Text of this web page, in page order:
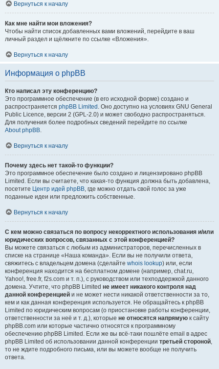
Вернуться к началу
Как мне найти мои вложения?
Чтобы найти список добавленных вами вложений, перейдите в ваш
личный раздел и щёлкните по ссылке «Вложения».
Вернуться к началу
Информация о phpBB
Кто написал эту конференцию?
Это программное обеспечение (в его исходной форме) создано и
распространяется phpBB Limited . Оно доступно на условиях GNU General
Public Licence, версии 2 (GPL-2.0) и может свободно распространяться.
Для получения более подробных сведений перейдите по ссылке
About phpBB.
Вернуться к началу
Почему здесь нет такой-то функции?
Это программное обеспечение было создано и лицензировано phpBB
Limited. Если вы считаете, что какая-то функция должна быть добавлена,
посетите Центр идей phpBB, где можно отдать свой голос за уже
поданные идеи или предложить собственные.
Вернуться к началу
С кем можно связаться по вопросу некорректного использования и/или
юридических вопросов, связанных с этой конференцией?
Вы можете связаться с любым из администраторов, перечисленных в
списке на странице «Наша команда». Если вы не получили ответа,
свяжитесь с владельцем домена (сделайте whois lookup) или, если
конференция находится на бесплатном домене (например, chat.ru,
Yahoo!, free.fr, f2s.com и т. п.), с руководством или техподдержкой данного
домена. Учтите, что phpBB Limited не имеет никакого контроля над
данной конференцией и не может нести никакой ответственности за то,
кем и как данная конференция используется. Не обращайтесь к phpBB
Limited по юридическим вопросам (о приостановке работы конференции,
ответственности за неё и т. д.), которые не относятся напрямую к сайту
phpBB.com или которые частично относятся к программному
обеспечению phpBB Limited. Если же вы всё-таки пошлёте email в адрес
phpBB Limited об использовании данной конференции третьей стороной,
то не ждите подробного письма, или вы можете вообще не получить
ответа.